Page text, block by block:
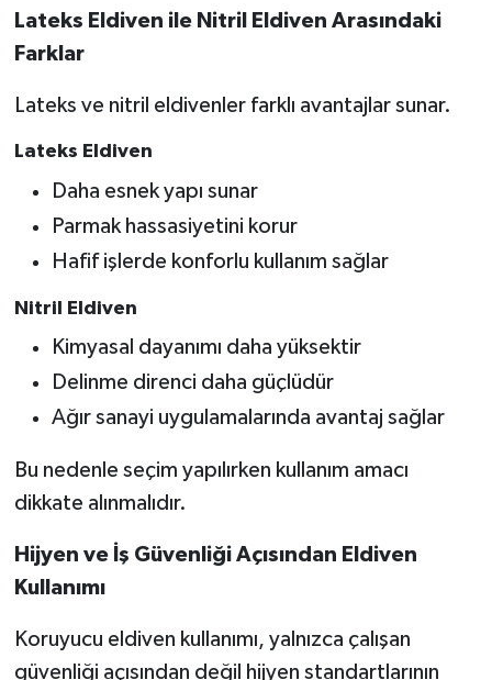
Lateks Eldiven ile Nitril Eldiven Arasındaki
Farklar
Lateks ve nitril eldivenler farklı avantajlar sunar.
Lateks Eldiven
Daha esnek yapı sunar
Parmak hassasiyetini korur
Hafif işlerde konforlu kullanım sağlar
Nitril Eldiven
Kimyasal dayanımı daha yüksektir
Delinme direnci daha güçlüdür
Ağır sanayi uygulamalarında avantaj sağlar
Bu nedenle seçim yapılırken kullanım amacı
dikkate alınmalıdır.
Hijyen ve İş Güvenliği Açısından Eldiven
Kullanımı
Koruyucu eldiven kullanımı, yalnızca çalışan
güvenliği açısından değil hijyen standartlarının